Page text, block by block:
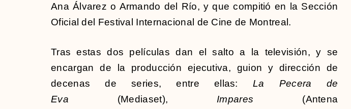
Ana Álvarez o Armando del Río, y que compitió en la Sección
Oficial del Festival Internacional de Cine de Montreal.
Tras estas dos películas dan el salto a la televisión, y se
encargan de la producción ejecutiva, guion y dirección de
decenas de series, entre ellas: La Pecera de
Eva (Mediaset),Impares (Antena